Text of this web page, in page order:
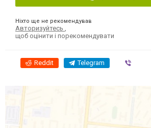
Ніхто ще не рекомендував
Авторизуйтесь
щоб оцінити і порекомендувати
Reddit Telegram